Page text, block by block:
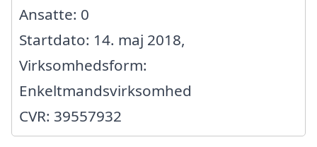
Ansatte: 0
Startdato: 14. maj 2018,
Virksomhedsform:
Enkeltmandsvirksomhed
CVR: 39557932